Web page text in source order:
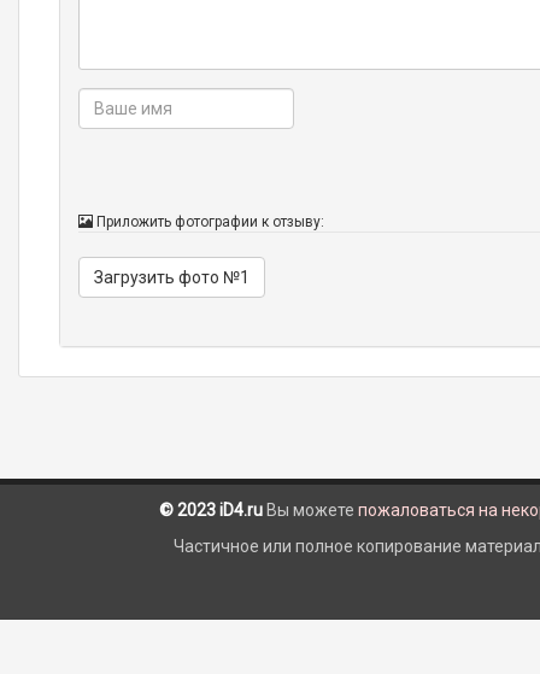
Приложить фотографии к отзыву:
Загрузить фото №1
© 2023 iD4.ru Вы можете пожаловаться на
Частичное или полное копирование